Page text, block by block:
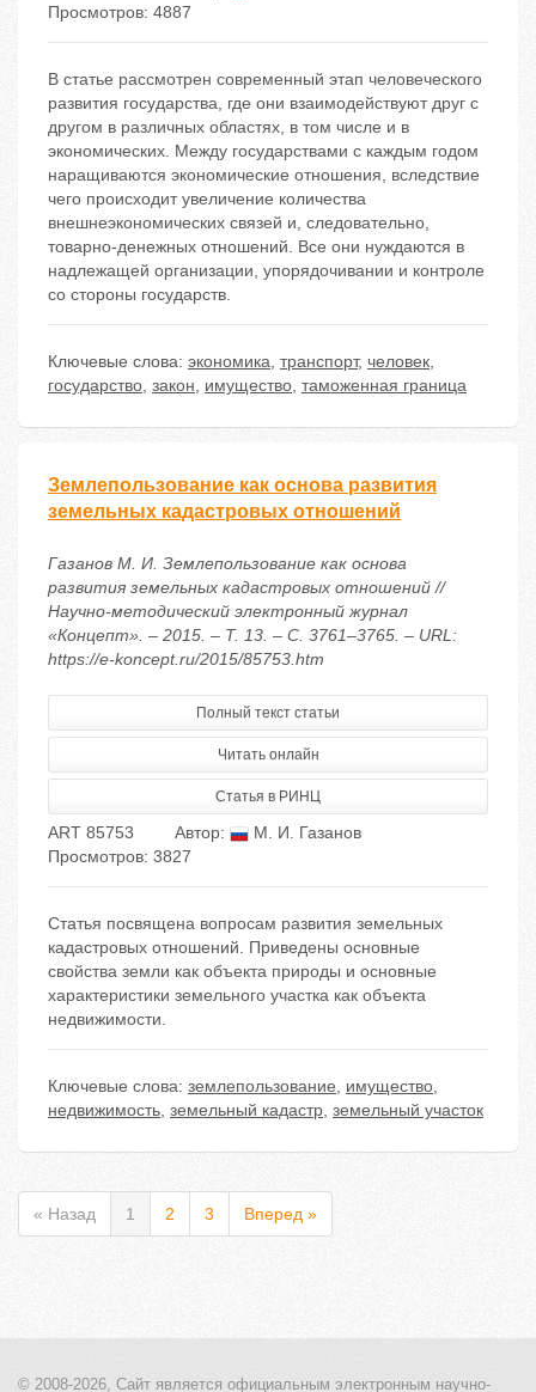
Просмотров: 4887
В статье рассмотрен современный этап человеческого
развития государства, где они взаимодействуют друг с
другом в различных областях, в том числе и в
экономических. Между государствами с каждым годом
наращиваются экономические отношения, вследствие
чего происходит увеличение количества
внешнеэкономических связей и, следовательно,
товарно-денежных отношений. Все они нуждаются в
надлежащей организации, упорядочивании и контроле
со стороны государств.
Ключевые слова: экономика, транспорт, человек,
государство, закон, имущество, таможенная граница
Землепользование как основа развития
земельных кадастровых отношений
Газанов М. И. Землепользование как основа
развития земельных кадастровых отношений //
Научно-методический электронный журнал
«Концепт». – 2015. – Т. 13. – С. 3761–3765. – URL:
https://e-koncept.ru/2015/85753.htm
Полный текст статьи
Читать онлайн
Статья в РИНЦ
ART 85753 Автор:
М. И. Газанов
Просмотров: 3827
Статья посвящена вопросам развития земельных
кадастровых отношений. Приведены основные
свойства земли как объекта природы и основные
характеристики земельного участка как объекта
недвижимости.
Ключевые слова: землепользование, имущество,
недвижимость, земельный кадастр, земельный участок
« Назад 1 2 3 Вперед »
© 2008-2026, Сайт является официальным электронным научно-